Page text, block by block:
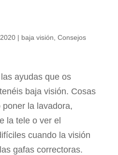
| baja visión Consejos
ayudas que os
baja visión. Cosas
la lavadora,
la tele o ver el
cuando la visión
gafas correctoras.